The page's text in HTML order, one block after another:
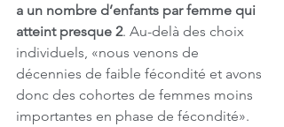
a un nombre d’enfants par femme qui
atteint presque 2. Au-delà des choix
individuels, «nous venons de
décennies de faible fécondité et avons
donc des cohortes de femmes moins
importantes en phase de fécondité».